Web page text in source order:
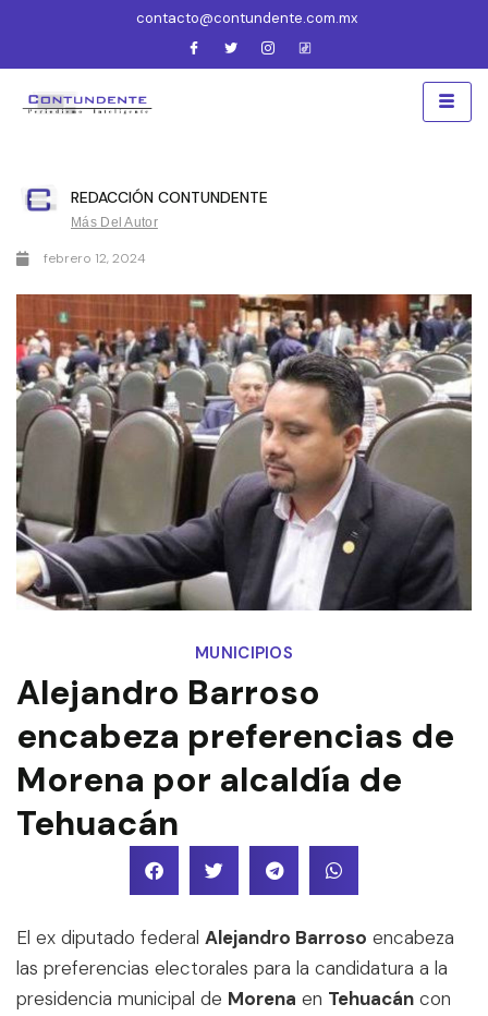
contacto@contundente.com.mx
REDACCIÓN CONTUNDENTE
Más Del Autor
febrero 12, 2024
MUNICIPIOS
Alejandro Barroso
encabeza preferencias de
Morena por alcaldía de
Tehuacán
El ex diputado federal Alejandro Barroso encabeza
las preferencias electorales para la candidatura a la
presidencia municipal de Morena en Tehuacán con